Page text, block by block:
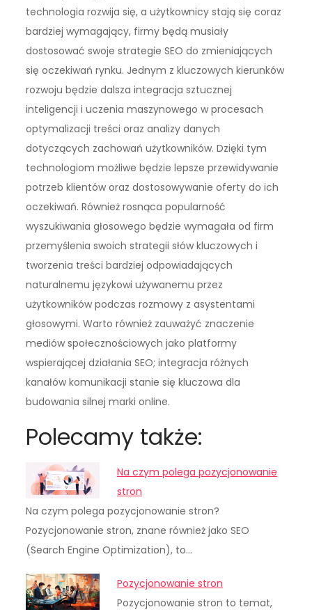
technologia rozwija się, a użytkownicy stają się coraz
bardziej wymagający, firmy będą musiały
dostosować swoje strategie SEO do zmieniających
się oczekiwań rynku. Jednym z kluczowych kierunków
rozwoju będzie dalsza integracja sztucznej
inteligencji i uczenia maszynowego w procesach
optymalizacji treści oraz analizy danych
dotyczących zachowań użytkowników. Dzięki tym
technologiom możliwe będzie lepsze przewidywanie
potrzeb klientów oraz dostosowywanie oferty do ich
oczekiwań. Również rosnąca popularność
wyszukiwania głosowego będzie wymagała od firm
przemyślenia swoich strategii słów kluczowych i
tworzenia treści bardziej odpowiadających
naturalnemu językowi używanemu przez
użytkowników podczas rozmowy z asystentami
głosowymi. Warto również zauważyć znaczenie
mediów społecznościowych jako platformy
wspierającej działania SEO; integracja różnych
kanałów komunikacji stanie się kluczowa dla
budowania silnej marki online.
Polecamy także:
Na czym polega pozycjonowanie
stron
Na czym polega pozycjonowanie stron?
Pozycjonowanie stron, znane również jako SEO
(Search Engine Optimization), to…
Pozycjonowanie stron
Pozycjonowanie stron to temat,